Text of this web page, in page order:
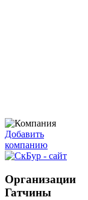
Добавить
компанию
Организации
Гатчины